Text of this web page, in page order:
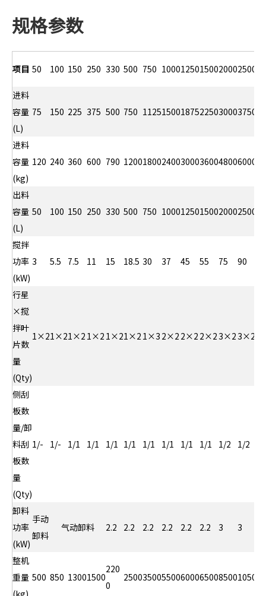
规格参数
项目 50 100 150 250 330 500 750 10001250150020002500
进料
容量
(L)
75 150 225 375 500 750 112515001875225030003750
进料
容量
(kg)
120 240 360 600 790 1200180024003000360048006000
出料
容量
(L)
50 100 150 250 330 500 750 10001250150020002500
搅拌
功率
(kW)
3 5.5 7.5 11 15 18.5 30 37 45 55 75 90
行星
×搅
拌叶
片数
量
(Qty)
1×21×21×2 1×2 1×21×2 1×3 2×2 2×2 2×23×23×2
侧刮
板数
量/卸
料刮
板数
量
(Qty)
1/- 1/- 1/1 1/1 1/1 1/1 1/1 1/1 1/1 1/1 1/2 1/2
卸料
功率
(kW)
手动
卸料
气动卸料 2.2 2.2 2.2 2.2 2.2 2.2 3 3
整机
重量 500 850 13001500
220
0
25003500550060006500850010500